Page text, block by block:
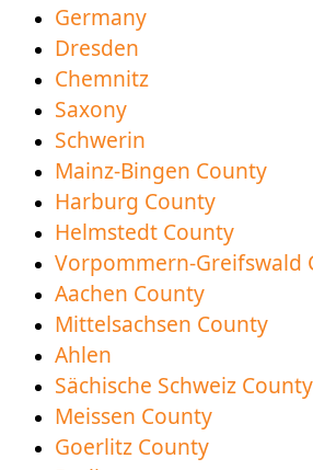
Eğitim teklifleri alanı daha iyi bir
dil edinimi ile yardımcı olur
New Region Vorpommern-
yüklenebilir
Germany
Dresden
Chemnitz
Saxony
Schwerin
Mainz-Bingen County
Harburg County
Helmstedt County
Vorpommern-Greifswald
Aachen County
Mittelsachsen County
Ahlen
Sächische Schweiz County
Meissen County
Goerlitz County